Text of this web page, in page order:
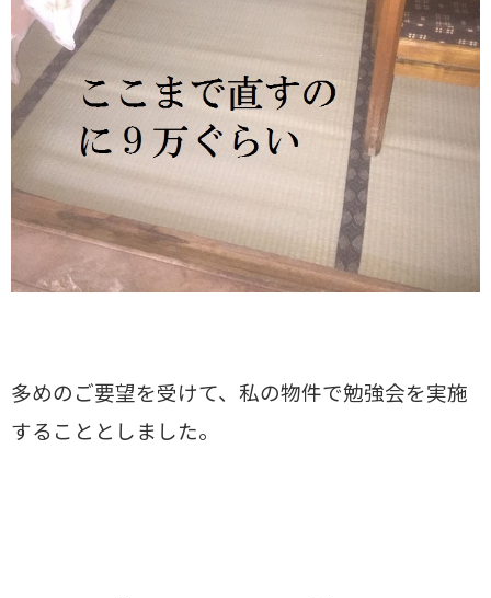
多めのご要望を受けて、私の物件で勉強会を実施
することとしました。